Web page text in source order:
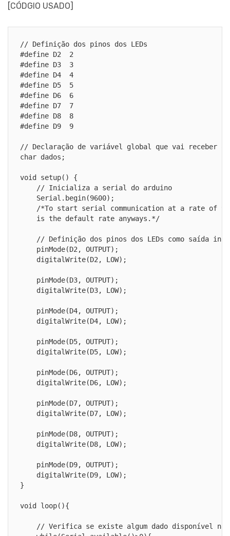
[CÓDGIO USADO]
// Definição dos pinos dos LEDs
#define D2  2
#define D3  3
#define D4  4
#define D5  5
#define D6  6
#define D7  7
#define D8  8
#define D9  9
// Declaração de variável global que vai receber os
char dados;
void setup() {
    // Inicializa a serial do arduino
    Serial.begin(9600);
/*To start serial communication at a rate of
    is the default rate anyways.*/
// Definição dos pinos dos LEDs como saída
    pinMode(D2, OUTPUT);
    digitalWrite(D2, LOW);
    pinMode(D3, OUTPUT);
    digitalWrite(D3, LOW);
    pinMode(D4, OUTPUT);
    digitalWrite(D4, LOW);
    pinMode(D5, OUTPUT);
    digitalWrite(D5, LOW);
    pinMode(D6, OUTPUT);
    digitalWrite(D6, LOW);
    pinMode(D7, OUTPUT);
    digitalWrite(D7, LOW);
    pinMode(D8, OUTPUT);
    digitalWrite(D8, LOW);
    pinMode(D9, OUTPUT);
    digitalWrite(D9, LOW);
}
void loop(){
// Verifica se existe algum dado disponível